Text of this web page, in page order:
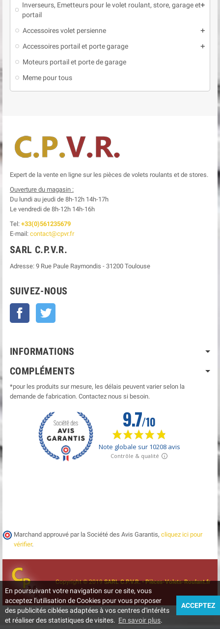
Inverseurs, Emetteurs pour le volet roulant, store, garage et
portail
add
Accessoires volet persienne add
Accessoires portail et porte garage add
Moteurs portail et porte de garage
Meme pour tous
Expert de la vente en ligne sur les pièces de volets roulants et de stores.
Ouverture du magasin :
Du lundi au jeudi de 8h-12h 14h-17h
Le vendredi de 8h-12h 14h-16h
Tel: +33(0)561235679
E-mail: contact@cpvr.fr
SARL C.P.V.R.
Adresse: 9 Rue Paule Raymondis - 31200 Toulouse
SUIVEZ-NOUS
Facebook
INFORMATIONS
COMPLÉMENTS
*pour les produits sur mesure, les délais peuvent varier selon la
demande de fabrication. Contactez nous si besoin.
Marchand approuvé par la Société des Avis Garantis, cliquez ici pour
vérifier.
Copyright © 2019SARL C.P.V.R. • Pièces-Volets-Roulant.fr
En poursuivant votre navigation sur ce site, vous
acceptez l'utilisation de Cookies pour vous proposer
des publicités ciblées adaptées à vos centres d'intérêts
et réaliser des statistiques de visites. En savoir plus.
ACCEPTEZ